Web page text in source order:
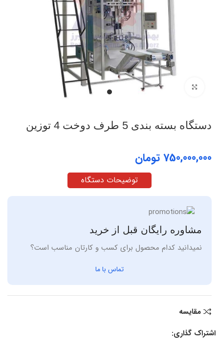
بزرگنمایی تصویر
دستگاه بسته بندی 5 طرف دوخت 4 توزین
تومان
توضیحات دستگاه
مشاوره رایگان قبل از خرید
نمیدانید کدام محصول برای کسب و کارتان مناسب است؟
تماس با ما
مقایسه
اشتراک گذاری: